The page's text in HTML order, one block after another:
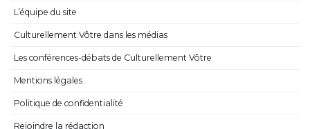
L’équipe du site
Culturellement Vôtre dans les médias
Les conférences-débats de Culturellement Vôtre
Mentions légales
Politique de confidentialité
Rejoindre la rédaction